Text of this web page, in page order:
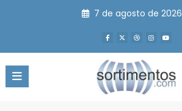
7 de agosto de 2026